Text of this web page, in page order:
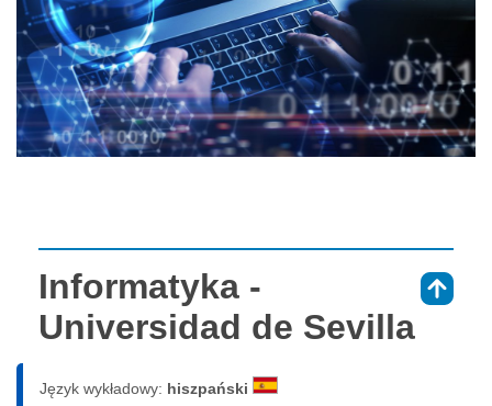
Informatyka -
Universidad de Sevilla
Język wykładowy: hiszpański